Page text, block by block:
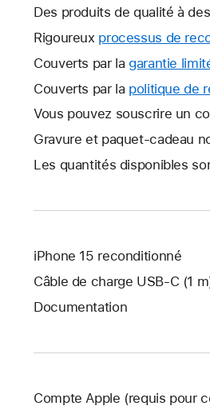
Des produits de qualité à
Rigoureux processus de
Couverts par la garantie
Couverts par la politique de
Vous pouvez souscrire un
Gravure et paquet-cadeau
Les quantités disponibles
iPhone 15 reconditionné
Câble de charge USB‑C (1
Documentation
Compte Apple (requis pour